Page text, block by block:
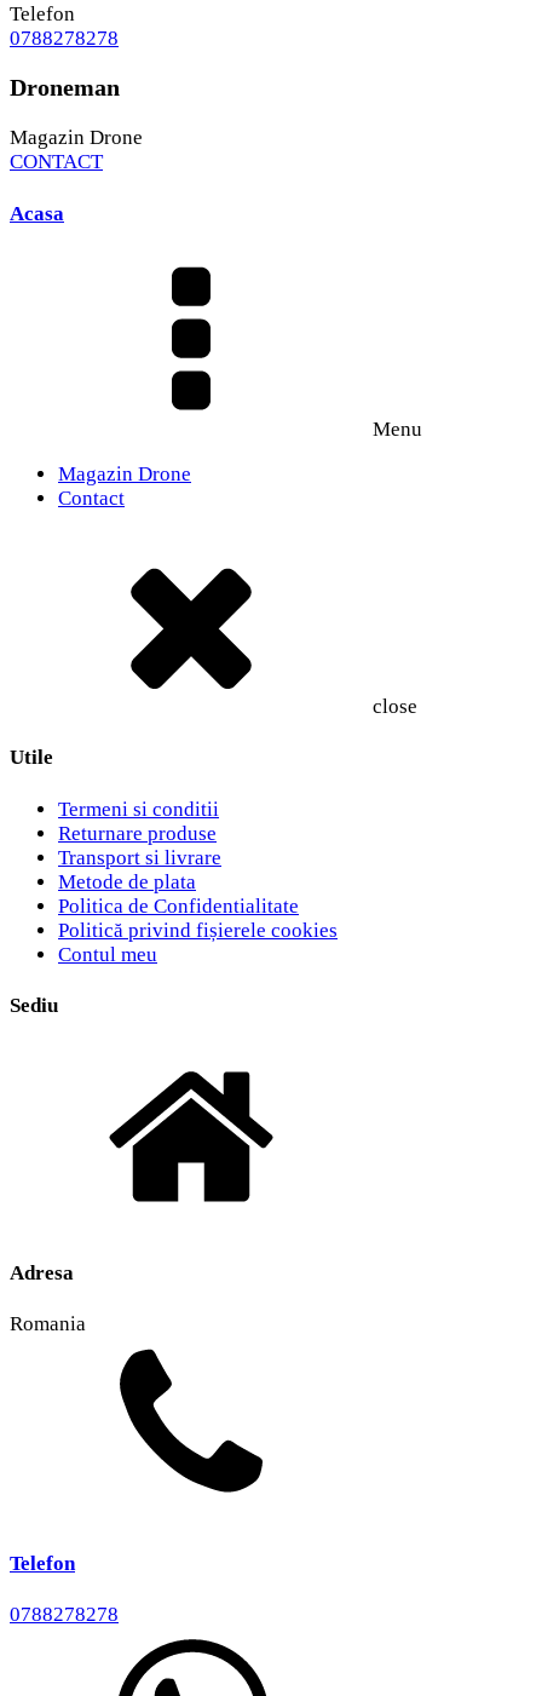
Telefon
0788278278
Droneman
Magazin Drone
CONTACT
Acasa
Menu
Magazin Drone
Contact
close
Utile
Termeni si conditii
Returnare produse
Transport si livrare
Metode de plata
Politica de Confidentialitate
Politică privind fișierele cookies
Contul meu
Sediu
Adresa
Romania
Telefon
0788278278